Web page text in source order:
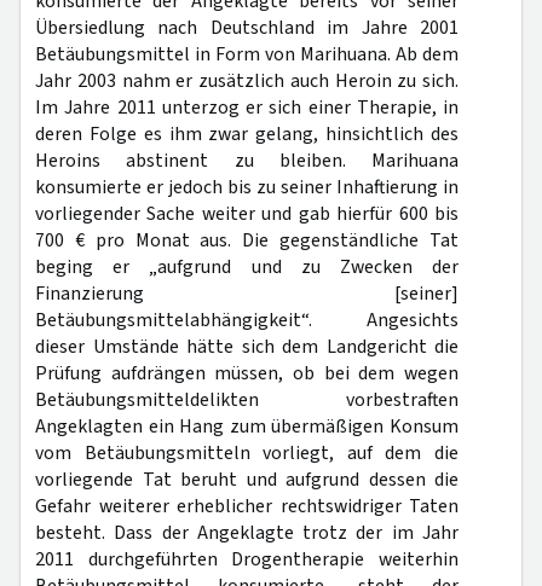
Übersiedlung nach Deutschland im Jahre 2001
Betäubungsmittel in Form von Marihuana. Ab dem
Jahr 2003 nahm er zusätzlich auch Heroin zu sich.
Im Jahre 2011 unterzog er sich einer Therapie, in
deren Folge es ihm zwar gelang, hinsichtlich des
Heroins abstinent zu bleiben. Marihuana
konsumierte er jedoch bis zu seiner Inhaftierung in
vorliegender Sache weiter und gab hierfür 600 bis
700 € pro Monat aus. Die gegenständliche Tat
beging er „aufgrund und zu Zwecken der
Finanzierung [seiner]
Betäubungsmittelabhängigkeit“. Angesichts
dieser Umstände hätte sich dem Landgericht die
Prüfung aufdrängen müssen, ob bei dem wegen
Betäubungsmitteldelikten vorbestraften
Angeklagten ein Hang zum übermäßigen Konsum
vom Betäubungsmitteln vorliegt, auf dem die
vorliegende Tat beruht und aufgrund dessen die
Gefahr weiterer erheblicher rechtswidriger Taten
besteht. Dass der Angeklagte trotz der im Jahr
2011 durchgeführten Drogentherapie weiterhin